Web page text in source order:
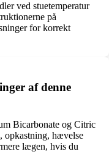
ved stuetemperatur
på
for korrekt
af denne
Bicarbonate og Citric
opkastning, hævelse
lægen, hvis du